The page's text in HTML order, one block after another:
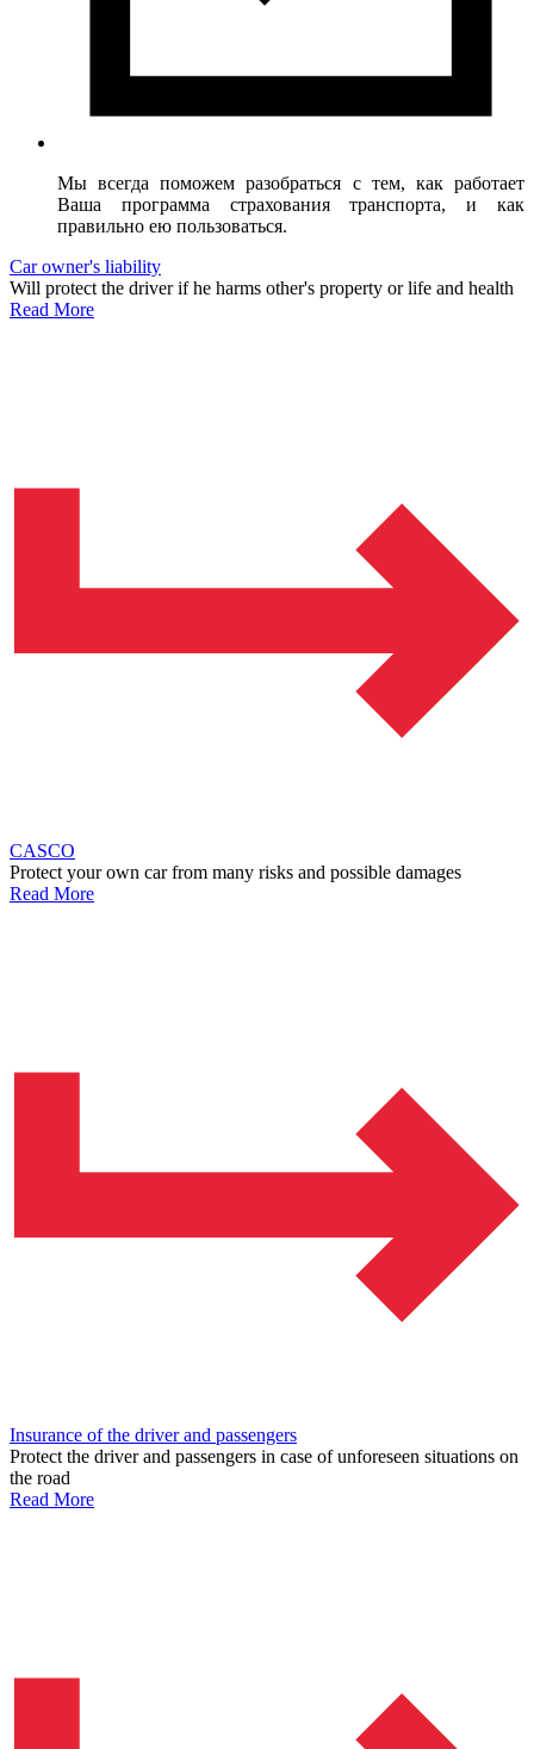
Мы всегда поможем разобраться с тем, как работает
Ваша программа страхования транспорта, и как
правильно ею пользоваться.
Car owner's liability
Will protect the driver if he harms other's property or life and health
Read More
CASCO
Protect your own car from many risks and possible damages
Read More
Insurance of the driver and passengers
Protect the driver and passengers in case of unforeseen situations on
the road
Read More